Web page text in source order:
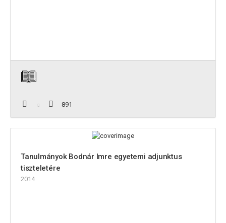
891
Tanulmányok Bodnár Imre egyetemi adjunktus
tiszteletére
2014